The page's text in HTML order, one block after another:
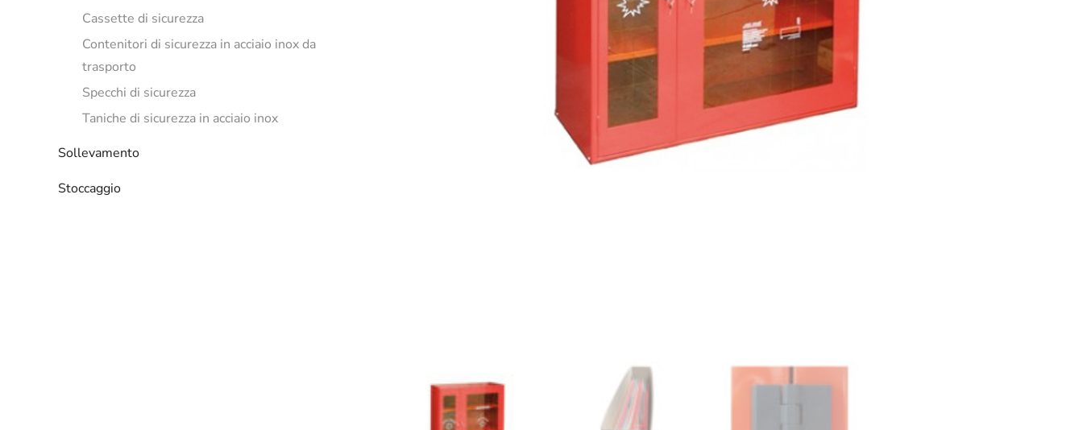
Cassette di sicurezza
Contenitori di sicurezza in acciaio inox da
trasporto
Specchi di sicurezza
Taniche di sicurezza in acciaio inox
Sollevamento
Stoccaggio